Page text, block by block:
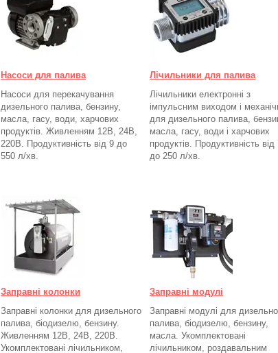
Насоси для палива
Насоси для перекачування
дизельного палива, бензину,
масла, гасу, води, харчових
продуктів. Живленням 12В, 24В,
220В. Продуктивність від 9 до
550 л/хв.
Лічильники для палива
Лічильники електронні з
імпульсним виходом і
для дизельного палива,
масла, гасу, води і харчових
продуктів. Продуктивність від
до 250 л/хв.
Заправні колонки
Заправні колонки для дизельного
палива, біодизелю, бензину.
Живленням 12В, 24В, 220В.
Укомплектовані лічильником,
Заправні модулі
Заправні модулі для
палива, біодизелю, бензину,
масла. Укомплектовані
лічильником, роздавальним